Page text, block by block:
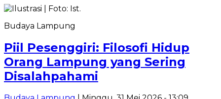
Budaya Lampung
Piil Pesenggiri: Filosofi Hidup
Orang Lampung yang Sering
Disalahpahami